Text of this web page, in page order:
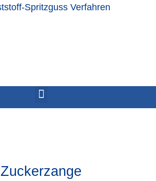
Zuckerzange